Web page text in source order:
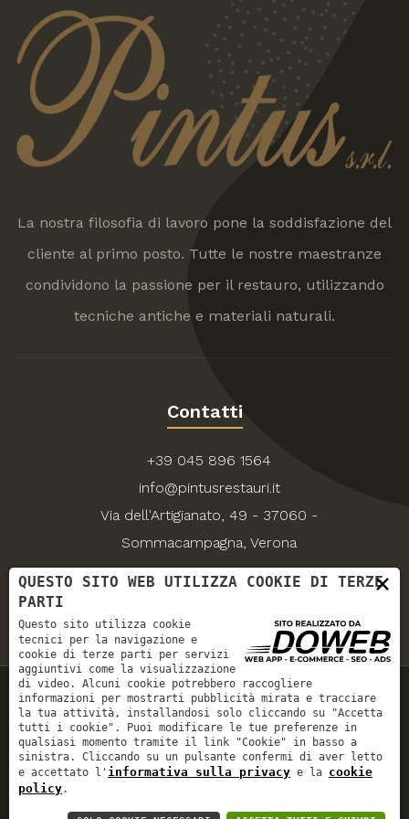
La nostra filosofia di lavoro pone la soddisfazione del
cliente al primo posto. Tutte le nostre maestranze
condividono la passione per il restauro, utilizzando
tecniche antiche e materiali naturali.
Contatti
+39 045 896 1564
info@pintusrestauri.it
Via dell'Artigianato, 49 - 37060 -
Sommacampagna, Verona
Pintus S.r.l. | P.IVA: 03063720233 | REA: VR306330 | Cap.
Soc.: € 12.000,00
Informativa sulla privacy|Cookie policy
×
QUESTO SITO WEB UTILIZZA COOKIE DI TERZE
PARTI
Questo sito utilizza cookie
tecnici per la navigazione e
cookie di terze parti per servizi
aggiuntivi come la visualizzazione
di video. Alcuni cookie potrebbero raccogliere
informazioni per mostrarti pubblicità mirata e tracciare
la tua attività, installandosi solo cliccando su "Accetta
tutti i cookie". Puoi modificare le tue preferenze in
qualsiasi momento tramite il link "Cookie" in basso a
sinistra. Cliccando su un pulsante confermi di aver letto
e accettato l' informativa sulla privacy e la cookie
policy.